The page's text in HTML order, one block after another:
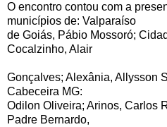
O encontro contou com a
municípios de: Valparaíso
de Goiás, Pábio Mossoró;
Cocalzinho, Alair
Gonçalves; Alexânia, Allysson
Cabeceira MG:
Odilon Oliveira; Arinos, Carlos
Padre Bernardo,